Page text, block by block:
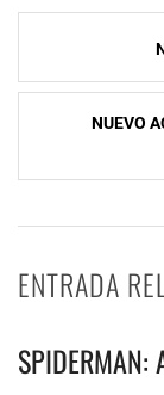
de
entradas
NUEVO
ENTRADA
SPIDERMAN: